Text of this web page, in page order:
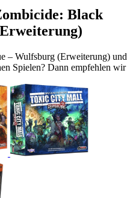
Black
– Wulfsburg (Erweiterung) und
Spielen? Dann empfehlen wir